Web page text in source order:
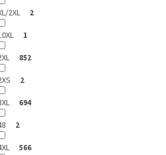
2XL 2
1
852
2
694
2
566